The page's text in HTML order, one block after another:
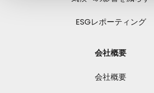
ESGレポーティング
会社概要
会社概要